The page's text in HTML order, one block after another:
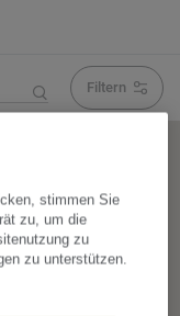
Filtern
stimmen Sie
zu, um die
zu
zu unterstützen.